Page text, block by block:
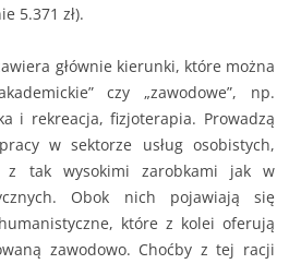
5.371 zł).
głównie kierunki, które można
czy „zawodowe”, np.
i rekreacja, fizjoterapia. Prowadzą
w sektorze usług osobistych,
tak wysokimi zarobkami jak w
Obok nich pojawiają się
które z kolei oferują
zawodowo. Choćby z tej racji